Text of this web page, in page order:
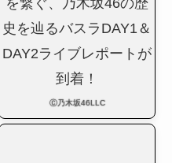
Ⓒ乃木坂46LLC